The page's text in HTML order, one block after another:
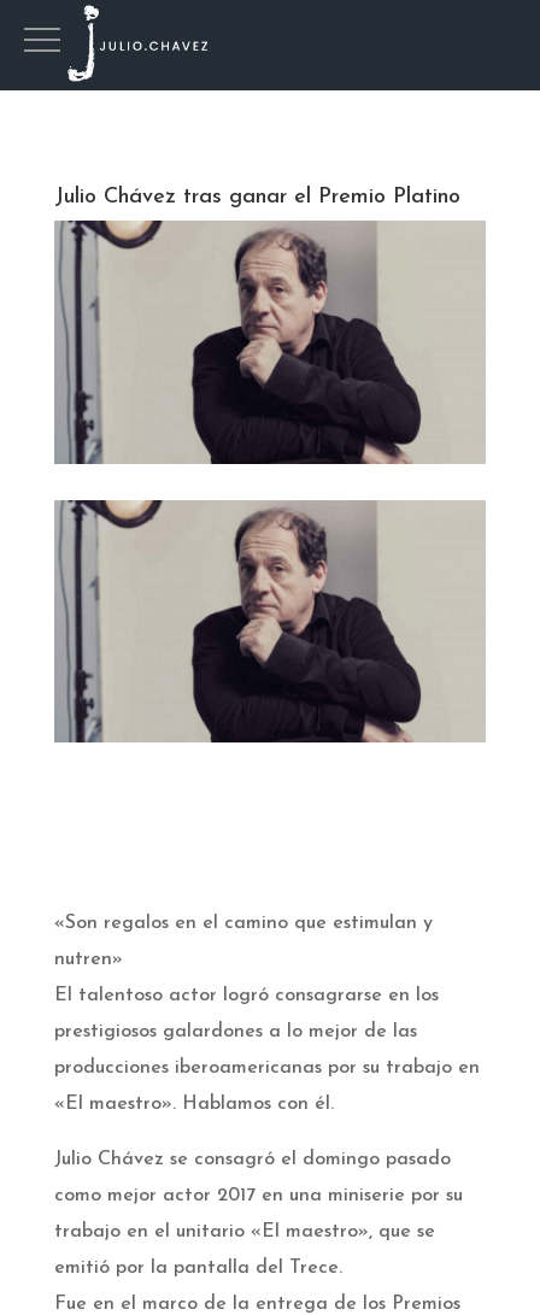
Julio Chávez tras ganar el Premio Platino
«Son regalos en el camino que estimulan y
nutren»
El talentoso actor logró consagrarse en los
prestigiosos galardones a lo mejor de las
producciones iberoamericanas por su trabajo en
«El maestro». Hablamos con él.
Julio Chávez se consagró el domingo pasado
como mejor actor 2017 en una miniserie por su
trabajo en el unitario «El maestro», que se
emitió por la pantalla del Trece.
Fue en el marco de la entrega de los Premios